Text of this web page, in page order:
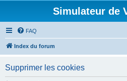
Simulateur de
FAQ
Index du forum
Supprimer les cookies